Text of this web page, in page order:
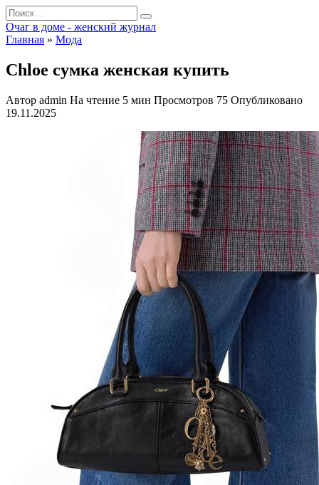
Перейти
к
содержанию
Search
for:
Очаг в доме - женский журнал
Главная » Мода
Chloe сумка женская купить
Автор admin На чтение 5 мин Просмотров 75 Опубликовано
19.11.2025